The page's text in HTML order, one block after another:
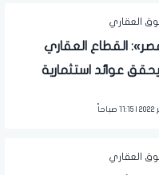
العقاري
القطاع العقاري
عوائد استثمارية
العقاري